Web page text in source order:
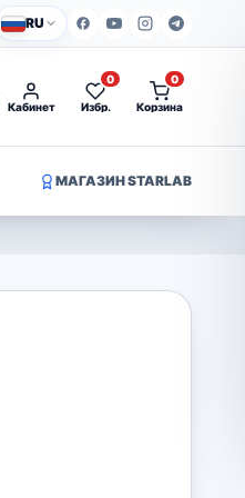
RU
Кабинет Избр.
0
Корзина
0
МАГАЗИН STARLAB